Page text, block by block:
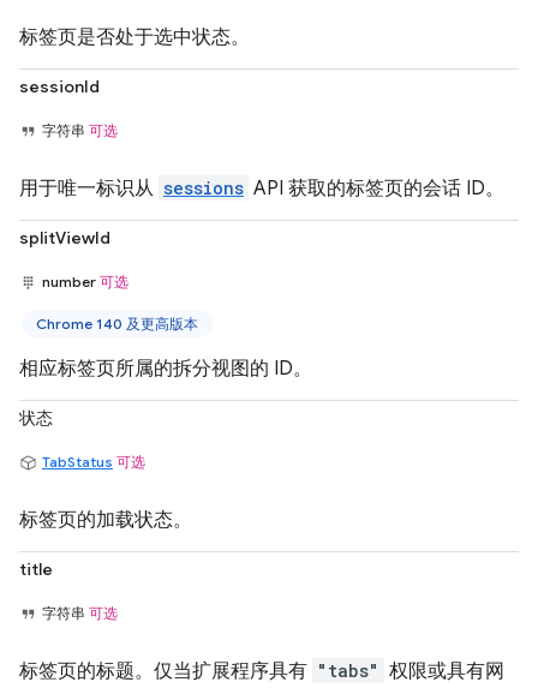
标签页是否处于选中状态。
sessionId
字符串 可选
用于唯一标识从 sessions API 获取的标签页的会话 ID。
splitViewId
number 可选
Chrome 140 及更高版本
相应标签页所属的拆分视图的 ID。
状态
TabStatus 可选
标签页的加载状态。
title
字符串 可选
标签页的标题。仅当扩展程序具有 "tabs" 权限或具有网